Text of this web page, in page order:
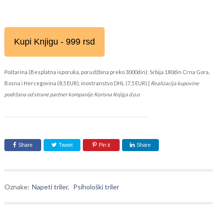
Kupi Knjigu - 999 rsd
Poštarina (Besplatna isporuka, porudžbina preko 3000din): Srbija 180din Crna Gora,
Bosna i Hercegovina (8,5 EUR), inostranstvo DHL (7,5 EUR) | Realizacija kupovine
podržana od strane partner kompanije Korisna Knjiga d.o.o
Share Tweet Pin it Share
Oznake: Napeti triler, Psihološki triler